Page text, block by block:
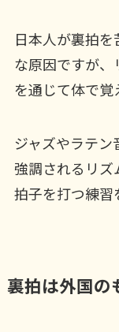
日本人が裏拍
な原因ですが
を通じて体で覚
ジャズやラテ
強調されるリ
拍子を打つ練習
裏拍は外国の